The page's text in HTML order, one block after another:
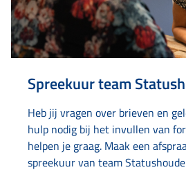
Spreekuur team
Heb jij vragen over brieven en
hulp nodig bij het invullen van
helpen je graag. Maak een
spreekuur van team